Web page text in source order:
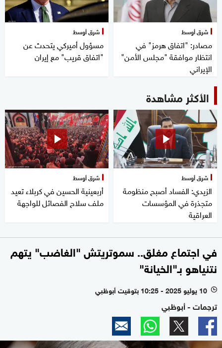
شرق أوسط
مصادر: "اتفاق هرمز" في
انتظار موافقة "مجلس الأمن"
الإيراني
شرق أوسط
مسؤول أميركي يتحدث عن
"اتفاق قريب" مع إيران
الأكثر مشاهدة
شرق أوسط
الزيدي: الفساد أصبح منظومة
متجذرة في المؤسسات
العراقية
شرق أوسط
أربعينية الحسين في كربلاء تعيد
ملف سلاح الفصائل للواجهة
في اجتماع مغلق.. سموتريتش "الغاضب" يتهم
نتنياهو بـ"الخيانة"
l 10 يوليو 2025 - 10:25 بتوقيت أبوظبي
ترجمات - أبوظبي